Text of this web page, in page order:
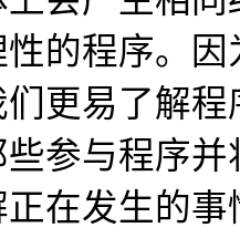
的程序。
更易了解
参与程序
在发生的